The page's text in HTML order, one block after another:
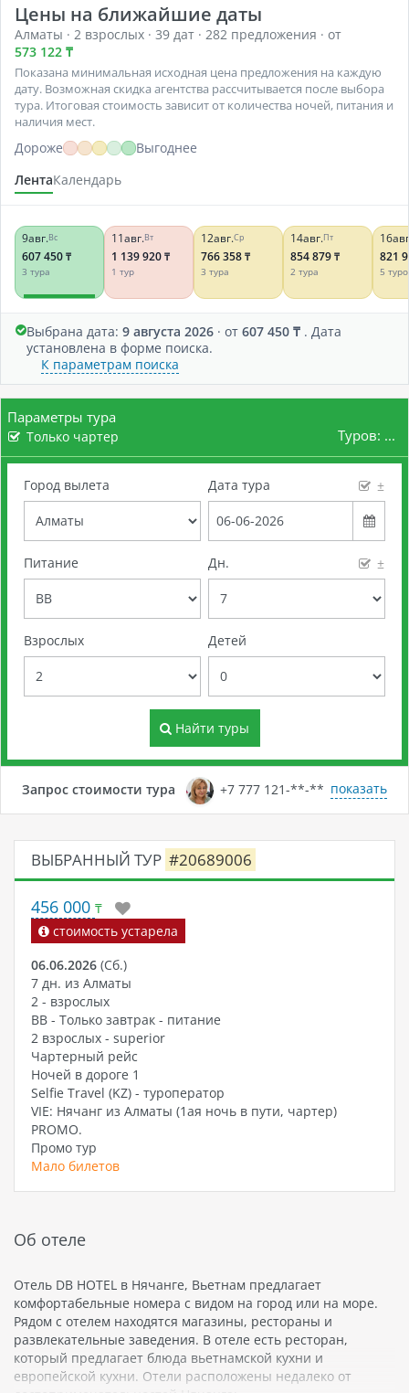
Цены на ближайшие даты
Алматы · 2 взрослых · 39 дат · 282 предложения · от
573 122 ₸
Показана минимальная исходная цена предложения на каждую
дату. Возможная скидка агентства рассчитывается после выбора
тура. Итоговая стоимость зависит от количества ночей, питания и
наличия мест.
Дороже
Выгоднее
ЛентаКалендарь
9авг.Вс
607 450 ₸
3 тура
11авг.Вт
1 139 920 ₸
1 тур
12авг.Ср
766 358 ₸
3 тура
14авг.Пт
854 879 ₸
2 тура
16
821
5
Выбрана дата: 9 августа 2026 · от 607 450 ₸ . Дата
установлена в форме поиска.
К параметрам поиска
Параметры тура
Только чартер Туров: ...
Город вылета Дата тура ±
Питание Дн. ±
Взрослых Детей
Найти туры
Запрос стоимости тура +7 777 121-**-** показать
ВЫБРАННЫЙ ТУР #20689006
06.06.2026(Сб.)
7 дн. из Алматы
2 - взрослых
BB - Только завтрак - питание
2 взрослых - superior
Чартерный рейс
Ночей в дороге 1
Selfie Travel (KZ) - туроператор
VIE: Нячанг из Алматы (1ая ночь в пути, чартер)
PROMO.
Промо тур
Мало билетов
456 000 ₸
стоимость устарела
Об отеле
Отель DB HOTEL в Нячанге, Вьетнам предлагает
комфортабельные номера с видом на город или на море.
Рядом с отелем находятся магазины, рестораны и
развлекательные заведения. В отеле есть ресторан,
который предлагает блюда вьетнамской кухни и
европейской кухни. Отели расположены недалеко от